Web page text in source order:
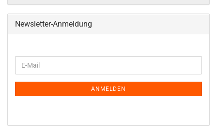
Newsletter-Anmeldung
ZUR
E-
Mail
ANMELDEN